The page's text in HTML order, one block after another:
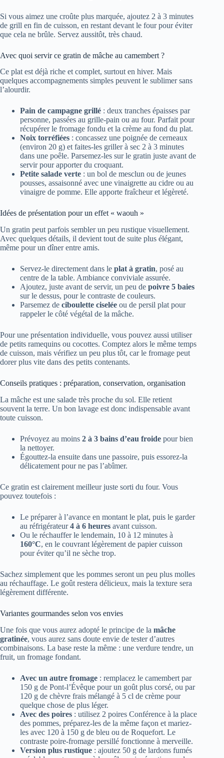
Si vous aimez une croûte plus marquée, ajoutez 2 à 3 minutes
de grill en fin de cuisson, en restant devant le four pour éviter
que cela ne brûle. Servez aussitôt, très chaud.
Avec quoi servir ce gratin de mâche au camembert ?
Ce plat est déjà riche et complet, surtout en hiver. Mais
quelques accompagnements simples peuvent le sublimer sans
l’alourdir.
Pain de campagne grillé : deux tranches épaisses par
personne, passées au grille-pain ou au four. Parfait pour
récupérer le fromage fondu et la crème au fond du plat.
Noix torréfiées : concassez une poignée de cerneaux
(environ 20 g) et faites-les griller à sec 2 à 3 minutes
dans une poêle. Parsemez-les sur le gratin juste avant de
servir pour apporter du croquant.
Petite salade verte : un bol de mesclun ou de jeunes
pousses, assaisonné avec une vinaigrette au cidre ou au
vinaigre de pomme. Elle apporte fraîcheur et légèreté.
Idées de présentation pour un effet « waouh »
Un gratin peut parfois sembler un peu rustique visuellement.
Avec quelques détails, il devient tout de suite plus élégant,
même pour un dîner entre amis.
Servez-le directement dans le plat à gratin, posé au
centre de la table. Ambiance conviviale assurée.
Ajoutez, juste avant de servir, un peu de poivre 5 baies
sur le dessus, pour le contraste de couleurs.
Parsemez de ciboulette ciselée ou de persil plat pour
rappeler le côté végétal de la mâche.
Pour une présentation individuelle, vous pouvez aussi utiliser
de petits ramequins ou cocottes. Comptez alors le même temps
de cuisson, mais vérifiez un peu plus tôt, car le fromage peut
dorer plus vite dans des petits contenants.
Conseils pratiques : préparation, conservation, organisation
La mâche est une salade très proche du sol. Elle retient
souvent la terre. Un bon lavage est donc indispensable avant
toute cuisson.
Prévoyez au moins 2 à 3 bains d’eau froide pour bien
la nettoyer.
Égouttez-la ensuite dans une passoire, puis essorez-la
délicatement pour ne pas l’abîmer.
Ce gratin est clairement meilleur juste sorti du four. Vous
pouvez toutefois :
Le préparer à l’avance en montant le plat, puis le garder
au réfrigérateur4 à 6 heures avant cuisson.
Ou le réchauffer le lendemain, 10 à 12 minutes à
160°C, en le couvrant légèrement de papier cuisson
pour éviter qu’il ne sèche trop.
Sachez simplement que les pommes seront un peu plus molles
au réchauffage. Le goût restera délicieux, mais la texture sera
légèrement différente.
Variantes gourmandes selon vos envies
Une fois que vous aurez adopté le principe de la mâche
gratinée, vous aurez sans doute envie de tester d’autres
combinaisons. La base reste la même : une verdure tendre, un
fruit, un fromage fondant.
Avec un autre fromage : remplacez le camembert par
150 g de Pont-l’Évêque pour un goût plus corsé, ou par
120 g de chèvre frais mélangé à 5 cl de crème pour
quelque chose de plus léger.
Avec des poires : utilisez 2 poires Conférence à la place
des pommes, préparez-les de la même façon et mariez-
les avec 120 à 150 g de bleu ou de Roquefort. Le
contraste poire-fromage persillé fonctionne à merveille.
Version plus rustique : ajoutez 50 g de lardons fumés